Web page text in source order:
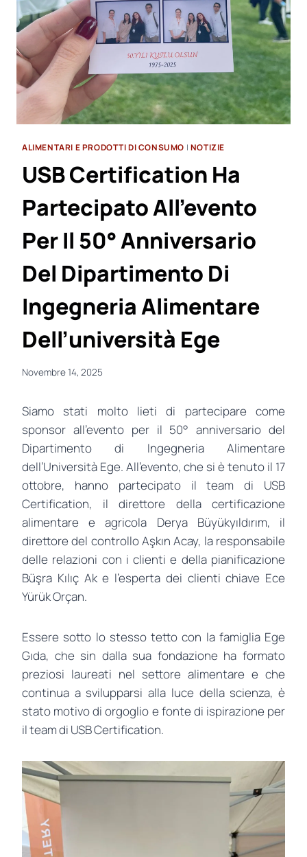
ALIMENTARI E PRODOTTI DI CONSUMO | NOTIZIE
USB Certification Ha
Partecipato All’evento
Per Il 50° Anniversario
Del Dipartimento Di
Ingegneria Alimentare
Dell’università Ege
Novembre 14, 2025
Siamo stati molto lieti di partecipare come
sponsor all’evento per il 50° anniversario del
Dipartimento di Ingegneria Alimentare
dell’Università Ege. All’evento, che si è tenuto il 17
ottobre, hanno partecipato il team di USB
Certification, il direttore della certificazione
alimentare e agricola Derya Büyükyıldırım, il
direttore del controllo Aşkın Acay, la responsabile
delle relazioni con i clienti e della pianificazione
Büşra Kılıç Ak e l’esperta dei clienti chiave Ece
Yürük Orçan.
Essere sotto lo stesso tetto con la famiglia Ege
Gıda, che sin dalla sua fondazione ha formato
preziosi laureati nel settore alimentare e che
continua a svilupparsi alla luce della scienza, è
stato motivo di orgoglio e fonte di ispirazione per
il team di USB Certification.